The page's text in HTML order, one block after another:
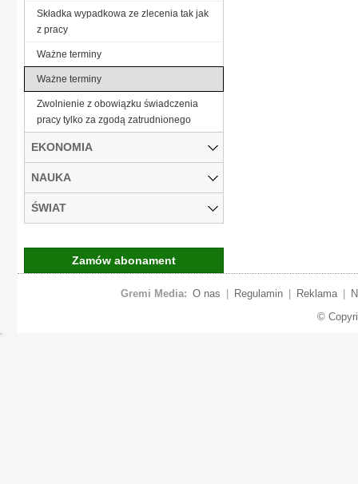
Składka wypadkowa ze zlecenia tak jak
z pracy
Ważne terminy
Ważne terminy
Zwolnienie z obowiązku świadczenia
pracy tylko za zgodą zatrudnionego
EKONOMIA
NAUKA
ŚWIAT
Zamów abonament
Gremi Media: O nas Regulamin Reklama
©